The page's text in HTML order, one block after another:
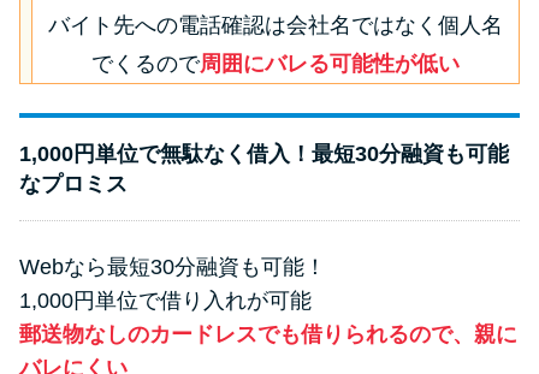
バイト先への電話確認は会社名ではなく個人名
でくるので周囲にバレる可能性が低い
1,000円単位で無駄なく借入！最短30分融資も可能
なプロミス
Webなら最短30分融資も可能！
1,000円単位で借り入れが可能
郵送物なしのカードレスでも借りられるので、親に
バレにくい